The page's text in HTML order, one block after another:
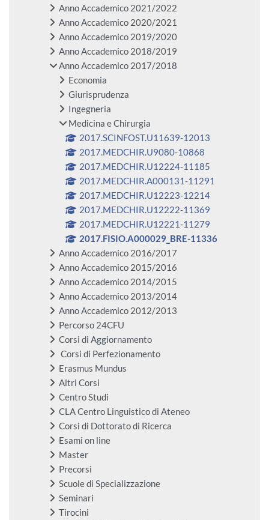
Anno Accademico 2021/2022
Anno Accademico 2020/2021
Anno Accademico 2019/2020
Anno Accademico 2018/2019
Anno Accademico 2017/2018
Economia
Giurisprudenza
Ingegneria
Medicina e Chirurgia
2017.SCINFOST.U11639-12013
2017.MEDCHIR.U9080-10868
2017.MEDCHIR.U12224-11185
2017.MEDCHIR.A000131-11291
2017.MEDCHIR.U12223-12214
2017.MEDCHIR.U12222-11369
2017.MEDCHIR.U12221-11279
2017.FISIO.A000029_BRE-11336
Anno Accademico 2016/2017
Anno Accademico 2015/2016
Anno Accademico 2014/2015
Anno Accademico 2013/2014
Anno Accademico 2012/2013
Percorso 24CFU
Corsi di Aggiornamento
Corsi di Perfezionamento
Erasmus Mundus
Altri Corsi
Centro Studi
CLA Centro Linguistico di Ateneo
Corsi di Dottorato di Ricerca
Esami on line
Master
Precorsi
Scuole di Specializzazione
Seminari
Tirocini